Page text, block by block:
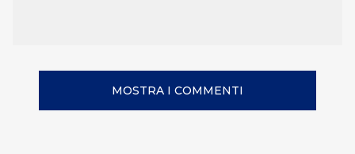
MOSTRA I COMMENTI